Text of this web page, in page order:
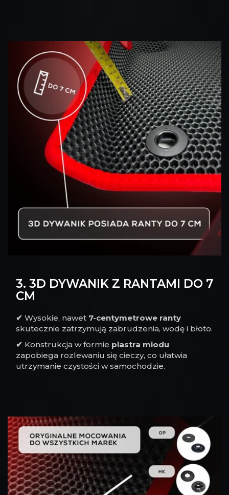
3. 3D DYWANIK Z RANTAMI DO 7
CM
✔ Wysokie, nawet 7-centymetrowe ranty
skutecznie zatrzymują zabrudzenia, wodę i błoto.
✔ Konstrukcja w formie plastra miodu
zapobiega rozlewaniu się cieczy, co ułatwia
utrzymanie czystości w samochodzie.